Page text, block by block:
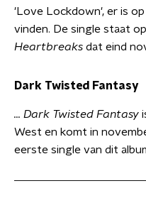
'Love Lockdown', er is
vinden. De single staat
Heartbreaks dat eind
Dark Twisted Fantasy
... Dark Twisted Fantasy
West en komt in
eerste single van dit